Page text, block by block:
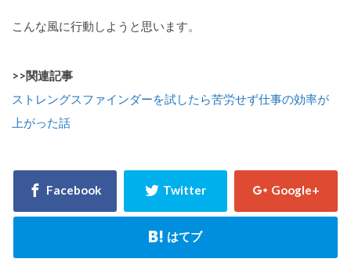
こんな風に行動しようと思います。
>>関連記事
ストレングスファインダーを試したら苦労せず仕事の効率が
上がった話